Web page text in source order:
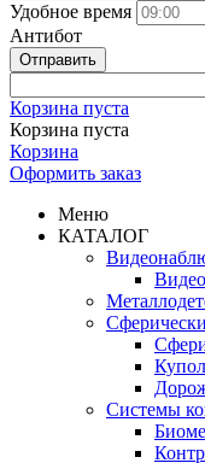
Удобное время
Антибот
Отправить
Корзина пуста
Корзина пуста
Корзина
Оформить заказ
Меню
КАТАЛОГ
Системы